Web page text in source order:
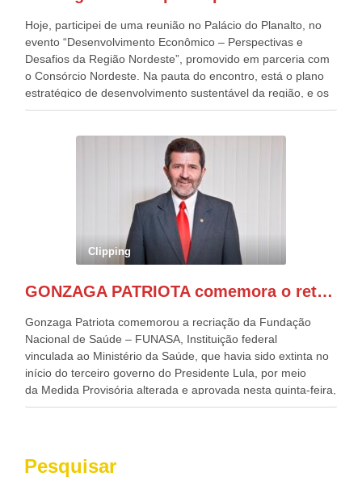
Hoje, participei de uma reunião no Palácio do Planalto, no
evento “Desenvolvimento Econômico – Perspectivas e
Desafios da Região Nordeste”, promovido em parceria com
o Consórcio Nordeste. Na pauta do encontro, está o plano
estratégico de desenvolvimento sustentável da região, e os
desafios para a elaboração de políticas públicas, que
evento contou com a presença do Vice-presidente Geraldo
Alckmin, que também ocupa o Ministério do
Desenvolvimento, Indústria, Comércio e Serviços, o ex
governador de Pernambuco, agora Presidente do Banco do
Nordeste, Paulo Câmara, o ex Deputado Federal, e
atualmente Superintendente da SUDENE, Danilo Cabral, da
Governadora de Pernambuco, Raquel Lyra, os ministros da
Casa Civil, Rui Costa, e da Integração e do Desenvolvimento
de todo Nordeste que também ajudam a fomentar o
Clipping
GONZAGA PATRIOTA comemora o retorno da FUNASA
Gonzaga Patriota comemorou a recriação da Fundação
Nacional de Saúde – FUNASA, Instituição federal
vinculada ao Ministério da Saúde, que havia sido extinta no
início do terceiro governo do Presidente Lula, por meio
da Medida Provisória alterada e aprovada nesta quinta-feira,
pelo Congresso Nacional. Gonzaga Patriota disse hoje em
desenvolvimento dos seus municípios e, somente o ano
passado, essa Fundação distribuiu mais de três bilhões de
Pesquisar